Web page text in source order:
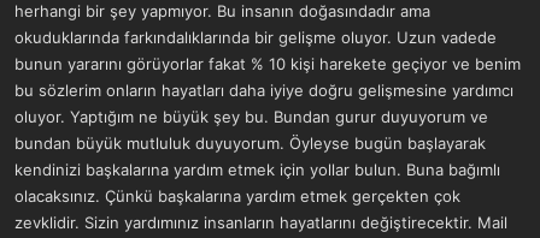
herhangi bir şey yapmıyor. Bu insanın doğasındadır ama
okuduklarında farkındalıklarında bir gelişme oluyor. Uzun vadede
bunun yararını görüyorlar fakat % 10 kişi harekete geçiyor ve benim
bu sözlerim onların hayatları daha iyiye doğru gelişmesine yardımcı
oluyor. Yaptığım ne büyük şey bu. Bundan gurur duyuyorum ve
bundan büyük mutluluk duyuyorum. Öyleyse bugün başlayarak
kendinizi başkalarına yardım etmek için yollar bulun. Buna bağımlı
olacaksınız. Çünkü başkalarına yardım etmek gerçekten çok
zevklidir. Sizin yardımınız insanların hayatlarını değiştirecektir. Mail